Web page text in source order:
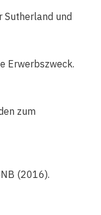
Sutherland und
Erwerbszweck.
zum
(2016).